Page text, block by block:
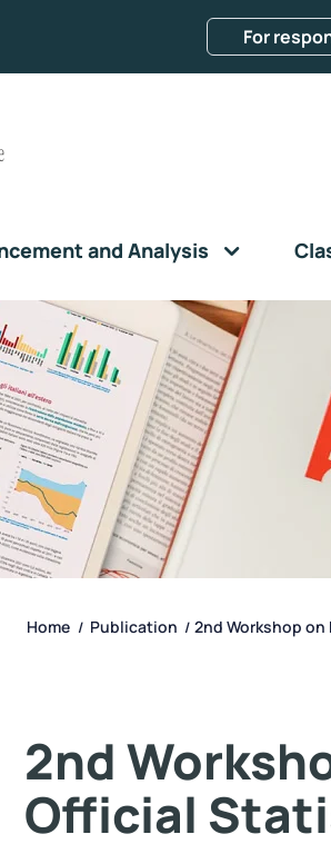
For
and Analysis
Home / Publication / 2nd Workshop
2nd
Official